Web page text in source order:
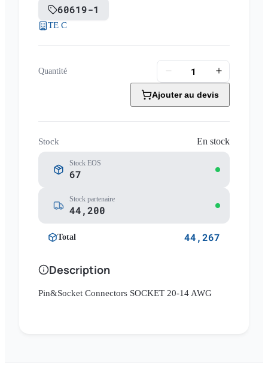
60619-1
TE C
Quantité
Ajouter au devis
Stock En stock
Stock EOS
67
Stock partenaire
44,200
Total 44,267
Description
Pin&Socket Connectors SOCKET 20-14 AWG